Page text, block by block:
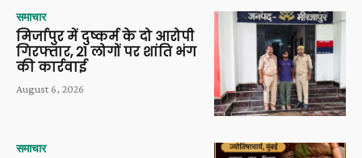
समाचार
मिर्जापुर में दुष्कर्म के दो आरोपी
गिरफ्तार, 21 लोगों पर शांति भंग
की कार्रवाई
August 6, 2026
समाचार